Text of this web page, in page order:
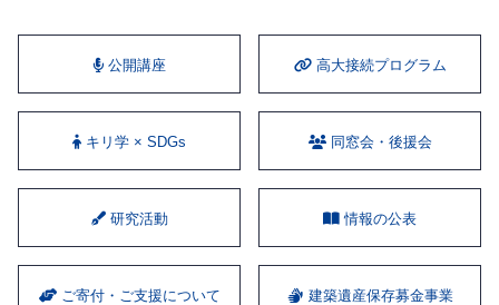
公開講座 ⾼⼤接続プログラム
キリ学 × SDGs 同窓会・後援会
研究活動 情報の公表
ご寄付・ご支援について 建築遺産保存募金事業